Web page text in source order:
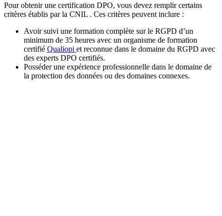
Pour obtenir une certification DPO, vous devez remplir certains
critères établis par la CNIL . Ces critères peuvent inclure :
Avoir suivi une formation complète sur le RGPD d’un
minimum de 35 heures avec un organisme de formation
certifié Qualiopi et reconnue dans le domaine du RGPD avec
des experts DPO certifiés.
Posséder une expérience professionnelle dans le domaine de
la protection des données ou des domaines connexes.